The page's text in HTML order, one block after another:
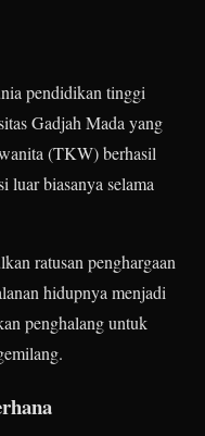
pendidikan tinggi
Gadjah Mada yang
(TKW) berhasil
luar biasanya selama
ratusan penghargaan
hidupnya menjadi
penghalang untuk